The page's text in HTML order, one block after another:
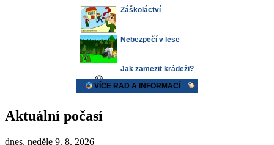
Aktuální počasí
dnes, neděle 9. 8. 2026